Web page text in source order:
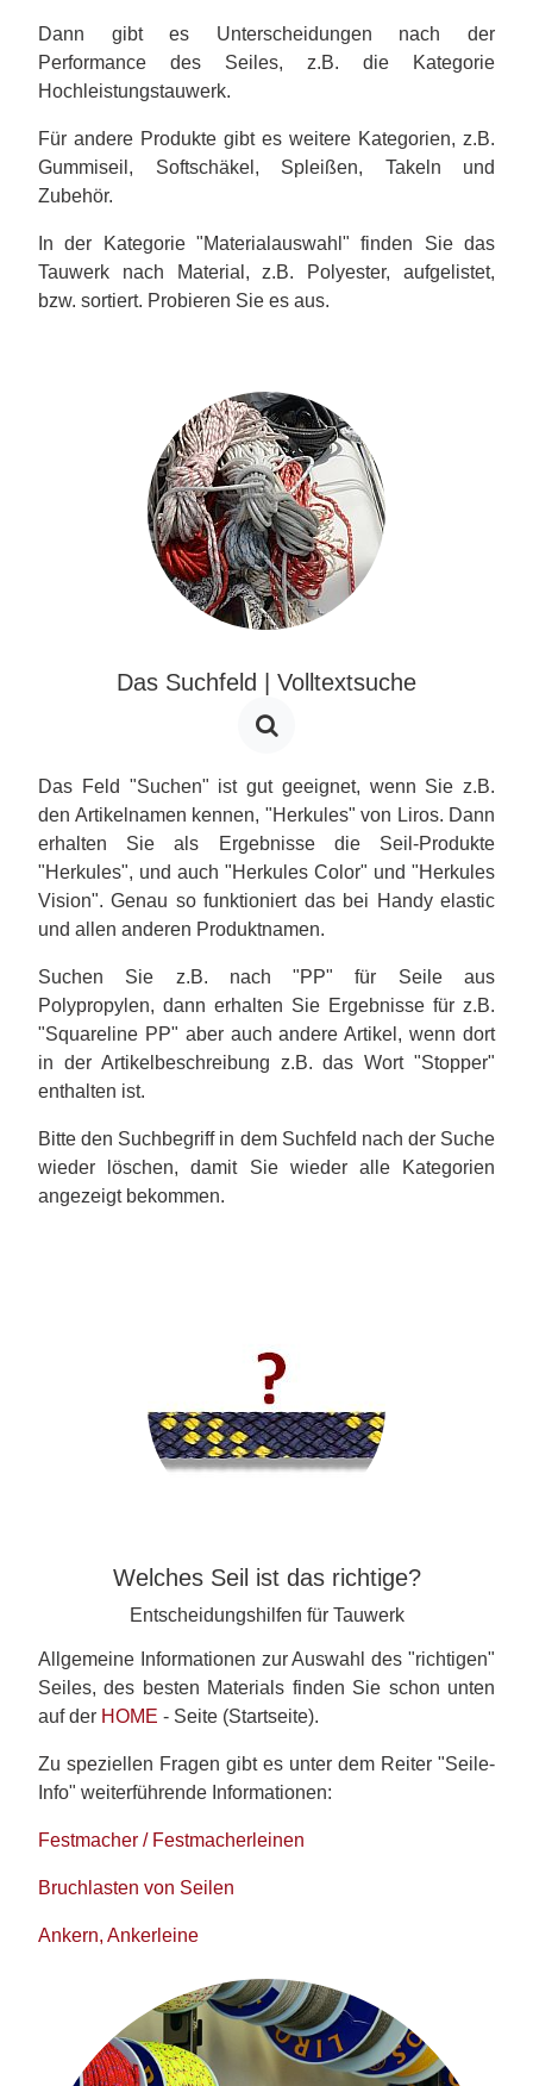
Dann gibt es Unterscheidungen nach der
Performance des Seiles, z.B. die Kategorie
Hochleistungstauwerk.
Für andere Produkte gibt es weitere Kategorien, z.B.
Gummiseil, Softschäkel, Spleißen, Takeln und
Zubehör.
In der Kategorie "Materialauswahl" finden Sie das
Tauwerk nach Material, z.B. Polyester, aufgelistet,
bzw. sortiert. Probieren Sie es aus.
Das Suchfeld | Volltextsuche
Das Feld "Suchen" ist gut geeignet, wenn Sie z.B.
den Artikelnamen kennen, "Herkules" von Liros. Dann
erhalten Sie als Ergebnisse die Seil-Produkte
"Herkules", und auch "Herkules Color" und "Herkules
Vision". Genau so funktioniert das bei Handy elastic
und allen anderen Produktnamen.
Suchen Sie z.B. nach "PP" für Seile aus
Polypropylen, dann erhalten Sie Ergebnisse für z.B.
"Squareline PP" aber auch andere Artikel, wenn dort
in der Artikelbeschreibung z.B. das Wort "Stopper"
enthalten ist.
Bitte den Suchbegriff in dem Suchfeld nach der Suche
wieder löschen, damit Sie wieder alle Kategorien
angezeigt bekommen.
Welches Seil ist das richtige?
Entscheidungshilfen für Tauwerk
Allgemeine Informationen zur Auswahl des "richtigen"
Seiles, des besten Materials finden Sie schon unten
auf der HOME - Seite (Startseite).
Zu speziellen Fragen gibt es unter dem Reiter "Seile-
Info" weiterführende Informationen:
Festmacher / Festmacherleinen
Bruchlasten von Seilen
Ankern, Ankerleine